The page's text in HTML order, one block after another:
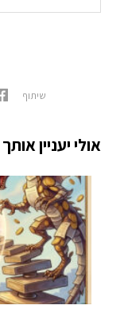
שיתוף
אולי יעניין